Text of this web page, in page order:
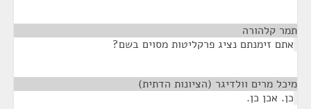
תמר קלהורה
אתם זימנתם נציג פרקליטות מסוים בשם?
מיכל מרים וולדיגר (הציונות הדתית)
כן. אכן כן.